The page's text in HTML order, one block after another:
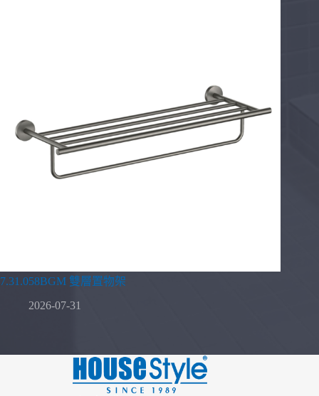
7.31.058BGM 雙層置物架
2026-07-31